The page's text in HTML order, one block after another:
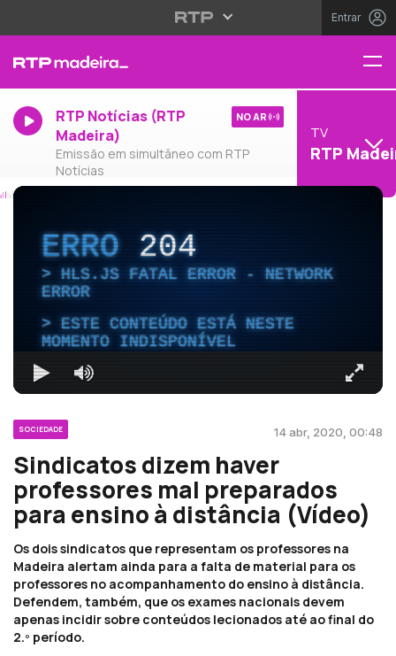
Entrar
RTP Notícias (RTP
Madeira)
Emissão em simultâneo com RTP
Notícias
NO AR
TV
RTP
ERRO204
HLS.JS FATAL ERROR - NETWORK
ERROR
ESTE CONTEÚDO ESTÁ NESTE
MOMENTO INDISPONÍVEL
SOCIEDADE 14 abr, 2020, 00:48
Sindicatos dizem haver
professores mal preparados
para ensino à distância (Vídeo)
Os dois sindicatos que representam os professores na
Madeira alertam ainda para a falta de material para os
professores no acompanhamento do ensino à distância.
Defendem, também, que os exames nacionais devem
apenas incidir sobre conteúdos lecionados até ao final do
2.º período.